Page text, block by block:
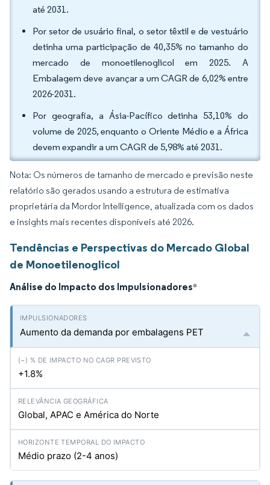
até 2031.
Por setor de usuário final, o setor têxtil e de vestuário
detinha uma participação de 40,35% no tamanho do
mercado de monoetilenoglicol em 2025. A
Embalagem deve avançar a um CAGR de 6,02% entre
2026-2031.
Por geografia, a Ásia-Pacífico detinha 53,10% do
volume de 2025, enquanto o Oriente Médio e a África
devem expandir a um CAGR de 5,98% até 2031.
Nota: Os números de tamanho de mercado e previsão neste
relatório são gerados usando a estrutura de estimativa
proprietária da Mordor Intelligence, atualizada com os dados
e insights mais recentes disponíveis até 2026.
Tendências e Perspectivas do Mercado Global
de Monoetilenoglicol
Análise do Impacto dos Impulsionadores*
Aumento da demanda por embalagens PET
+1.8%
Global, APAC e América do Norte
Médio prazo (2-4 anos)